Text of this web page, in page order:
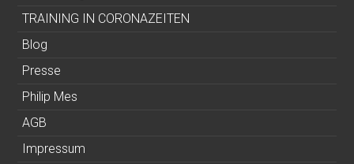
TRAINING IN CORONAZEITEN
Blog
Presse
Philip Mes
AGB
Impressum